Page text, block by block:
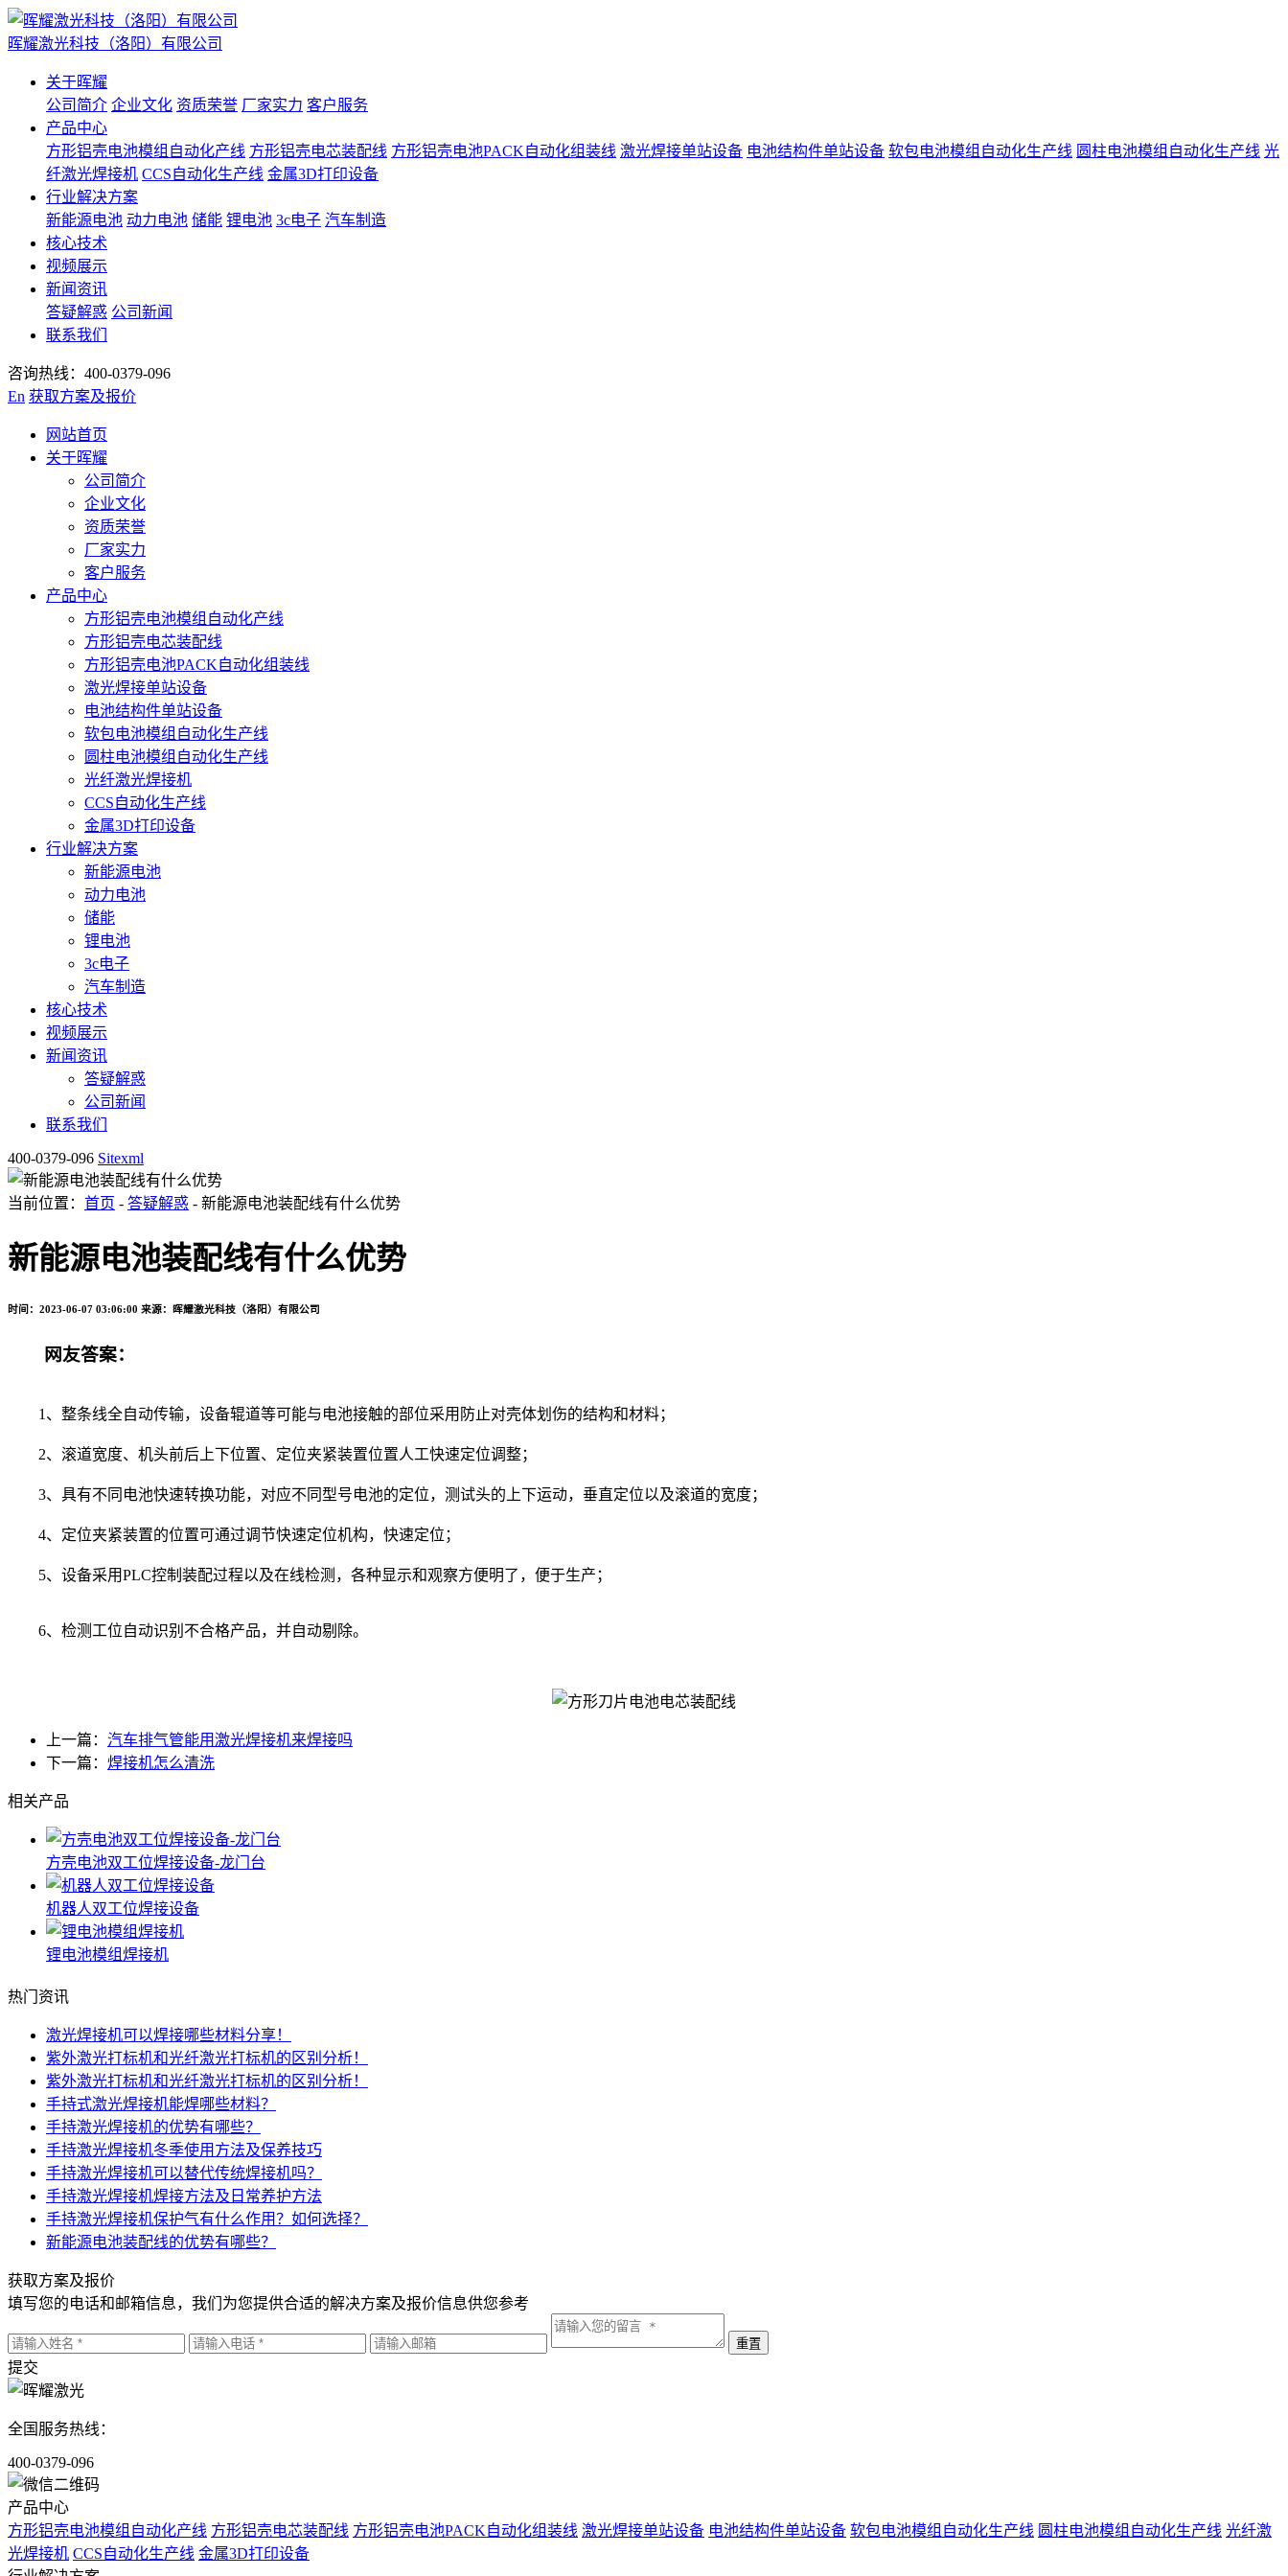
晖耀激光科技（洛阳）有限公司
关于晖耀
公司简介 企业文化 资质荣誉 厂家实力 客户服务
产品中心
方形铝壳电池模组自动化产线 方形铝壳电芯装配线 方形铝壳电池PACK自动化组装线 激光焊接单站设备 电池结构件单站设备 软包电池模组自动化生产线 圆柱电池模组自动化生产线 光
纤激光焊接机 CCS自动化生产线 金属3D打印设备
行业解决方案
新能源电池 动力电池 储能 锂电池 3c电子 汽车制造
核心技术
视频展示
新闻资讯
答疑解惑 公司新闻
联系我们
咨询热线：400-0379-096
En 获取方案及报价
网站首页
关于晖耀
公司简介
企业文化
资质荣誉
厂家实力
客户服务
产品中心
方形铝壳电池模组自动化产线
方形铝壳电芯装配线
方形铝壳电池PACK自动化组装线
激光焊接单站设备
电池结构件单站设备
软包电池模组自动化生产线
圆柱电池模组自动化生产线
光纤激光焊接机
CCS自动化生产线
金属3D打印设备
行业解决方案
新能源电池
动力电池
储能
锂电池
3c电子
汽车制造
核心技术
视频展示
新闻资讯
答疑解惑
公司新闻
联系我们
400-0379-096 Sitexml
当前位置： 首页 - 答疑解惑 - 新能源电池装配线有什么优势
新能源电池装配线有什么优势
时间：2023-06-07 03:06:00 来源：晖耀激光科技（洛阳）有限公司
网友答案：
1、整条线全自动传输，设备辊道等可能与电池接触的部位采用防止对壳体划伤的结构和材料；
2、滚道宽度、机头前后上下位置、定位夹紧装置位置人工快速定位调整；
3、具有不同电池快速转换功能，对应不同型号电池的定位，测试头的上下运动，垂直定位以及滚道的宽度；
4、定位夹紧装置的位置可通过调节快速定位机构，快速定位；
5、设备采用PLC控制装配过程以及在线检测，各种显示和观察方便明了，便于生产；
6、检测工位自动识别不合格产品，并自动剔除。
上一篇： 汽车排气管能用激光焊接机来焊接吗
下一篇： 焊接机怎么清洗
相关产品
方壳电池双工位焊接设备-龙门台
机器人双工位焊接设备
锂电池模组焊接机
热门资讯
激光焊接机可以焊接哪些材料分享！
紫外激光打标机和光纤激光打标机的区别分析！
紫外激光打标机和光纤激光打标机的区别分析！
手持式激光焊接机能焊哪些材料？
手持激光焊接机的优势有哪些？
手持激光焊接机冬季使用方法及保养技巧
手持激光焊接机可以替代传统焊接机吗？
手持激光焊接机焊接方法及日常养护方法
手持激光焊接机保护气有什么作用？如何选择？
新能源电池装配线的优势有哪些？
获取方案及报价
填写您的电话和邮箱信息，我们为您提供合适的解决方案及报价信息供您参考
提交
全国服务热线：
400-0379-096
产品中心
方形铝壳电池模组自动化产线 方形铝壳电芯装配线 方形铝壳电池PACK自动化组装线 激光焊接单站设备 电池结构件单站设备 软包电池模组自动化生产线 圆柱电池模组自动化生产线 光纤激
光焊接机 CCS自动化生产线 金属3D打印设备